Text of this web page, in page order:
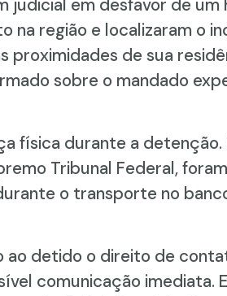
na região e localizaram o
proximidades de sua
sobre o mandado
física durante a
Tribunal Federal,
o transporte no
ao detido o direito de
comunicação imediata.